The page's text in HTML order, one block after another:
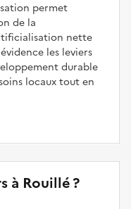
permet
de la
nette
les leviers
durable
locaux tout en
à Rouillé ?